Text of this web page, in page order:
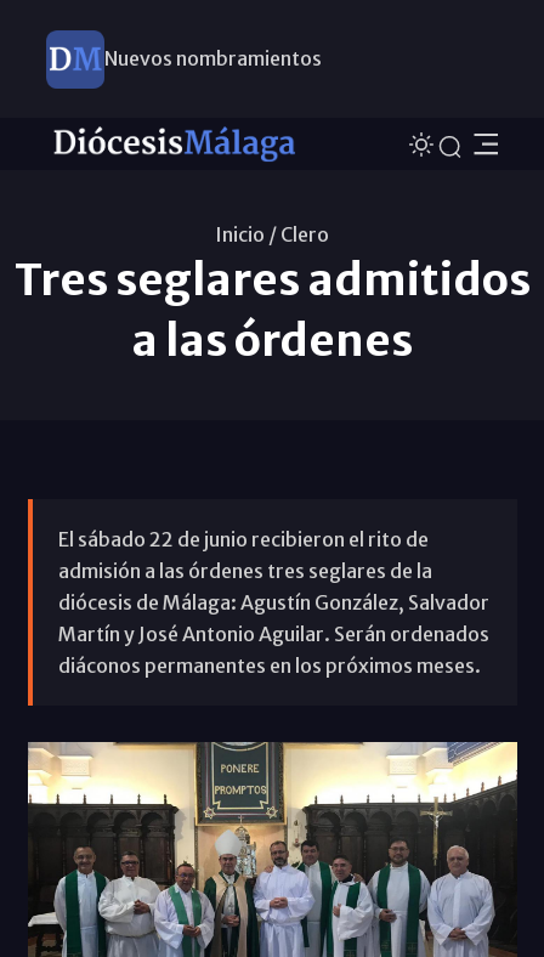
Nuevos nombramientos
Inicio / Clero
Tres seglares admitidos
a las órdenes
El sábado 22 de junio recibieron el rito de
admisión a las órdenes tres seglares de la
diócesis de Málaga: Agustín González, Salvador
Martín y José Antonio Aguilar. Serán ordenados
diáconos permanentes en los próximos meses.